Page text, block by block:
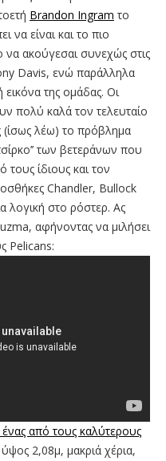
Brandon Ingram το
να είναι και το πιο
ακούγεσαι συνεχώς στις
Davis, ενώ παράλληλα
της ομάδας. Oι
πολύ καλά τον τελευταίο
(ίσως λέω) το πρόβλημα
των βετεράνων που
ίδιους και τον
Chandler, Bullock
λογική στο ρόστερ. Ας
αφήνοντας να μιλήσει
Pelicans:
ένας από τους καλύτερους
ύψος 2,08μ, μακριά χέρια,